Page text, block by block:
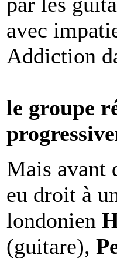
avec
Addiction
le groupe
Mais avant
eu droit à
londonien
(guitare),